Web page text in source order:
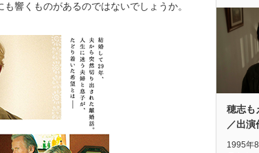
響くものがあるのではないでしょうか。
穂志も
／出演
1995年